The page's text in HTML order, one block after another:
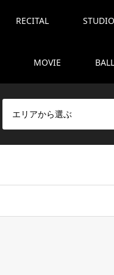
RECITAL STUDIO
MOVIE
エリアから選ぶ